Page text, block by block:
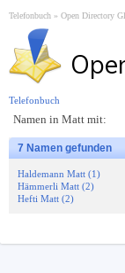
Telefonbuch Open Directory
Namen in Matt mit:
7 Namen gefunden
Haldemann Matt (1)
Hämmerli Matt (2)
Hefti Matt (2)
Telefonbuch